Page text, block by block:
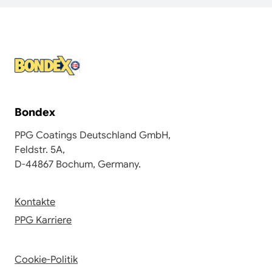
Bondex
PPG Coatings Deutschland GmbH,
Feldstr. 5A,
D-44867 Bochum, Germany.
Kontakte
PPG Karriere
Cookie-Politik